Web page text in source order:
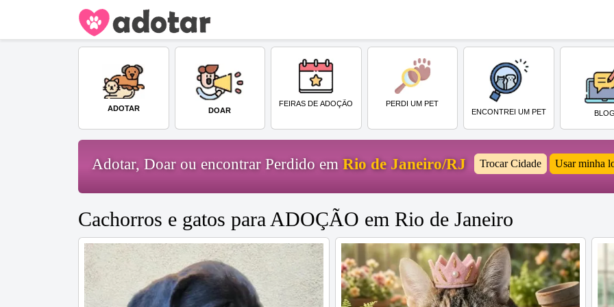
ADOTAR DOAR
FEIRAS DE ADOÇÃO
PERDI UM PET
ENCONTREI UM PET
BLOG
Adotar, Doar ou encontrar Perdido em Rio de Janeiro/RJ Trocar Cidade Usar minha
Cachorros e gatos para ADOÇÃO em Rio de Janeiro